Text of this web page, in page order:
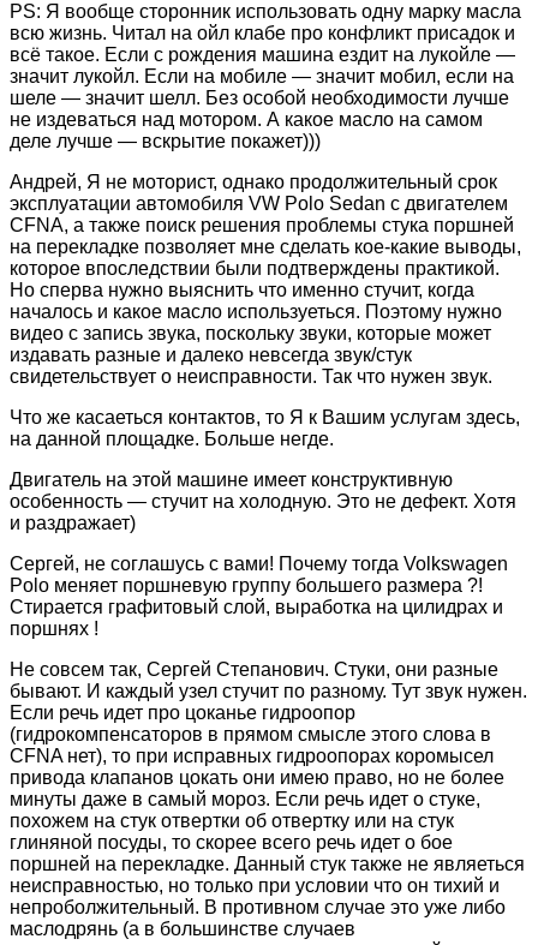
PS: Я вообще сторонник использовать одну марку масла
всю жизнь. Читал на ойл клабе про конфликт присадок и
всё такое. Если с рождения машина ездит на лукойле —
значит лукойл. Если на мобиле — значит мобил, если на
шеле — значит шелл. Без особой необходимости лучше
не издеваться над мотором. А какое масло на самом
деле лучше — вскрытие покажет)))
Андрей, Я не моторист, однако продолжительный срок
эксплуатации автомобиля VW Polo Sedan c двигателем
CFNA, а также поиск решения проблемы стука поршней
на перекладке позволяет мне сделать кое-какие выводы,
которое впоследствии были подтверждены практикой.
Но сперва нужно выяснить что именно стучит, когда
началось и какое масло используеться. Поэтому нужно
видео с запись звука, поскольку звуки, которые может
издавать разные и далеко невсегда звук/стук
свидетельствует о неисправности. Так что нужен звук.
Что же касаеться контактов, то Я к Вашим услугам здесь,
на данной площадке. Больше негде.
Двигатель на этой машине имеет конструктивную
особенность — стучит на холодную. Это не дефект. Хотя
и раздражает)
Сергей, не соглашусь с вами! Почему тогда Volkswagen
Polo меняет поршневую группу большего размера ?!
Стирается графитовый слой, выработка на цилидрах и
поршнях !
Не совсем так, Сергей Степанович. Стуки, они разные
бывают. И каждый узел стучит по разному. Тут звук нужен.
Если речь идет про цоканье гидроопор
(гидрокомпенсаторов в прямом смысле этого слова в
CFNA нет), то при исправных гидроопорах коромысел
привода клапанов цокать они имею право, но не более
минуты даже в самый мороз. Если речь идет о стуке,
похожем на стук отвертки об отвертку или на стук
глиняной посуды, то скорее всего речь идет о бое
поршней на перекладке. Данный стук также не являеться
неисправностью, но только при условии что он тихий и
непроболжительный. В противном случае это уже либо
маслодрянь (а в большинстве случаев